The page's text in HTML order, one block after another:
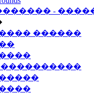
-
������